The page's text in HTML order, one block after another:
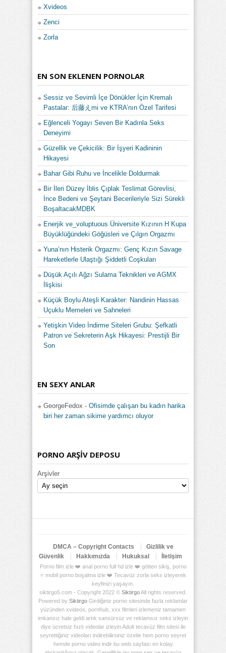
Xvideos
Zenci
Zorla
EN SON EKLENEN PORNOLAR
Sessiz ve Sevimli İçe Dönükler İçin Kremalı
Pastalar: 后藤えmi ve KTRA’nın Özel Tarifesi
Eğlenceli Yogayı Seven Bir Kadınla Seks
Deneyimi
Güzellik ve Çekicilik: Bir İşyeri Kadininin
Hikayesi
Bahar Gibi Ruhu ve İncelikle Doldurmak
Bir İleri Düzey İblis Çıplak Teslimat Görevlisi,
İnce Bedeni ve Şeytani Becerileriyle Sizi Sürekli
BoşaltacakMDBK
Enerjik ve_voluptuous Üniversite Kızının H Kupa
Büyüklüğündeki Göğüsleri ve Çılgın Orgazmı
Yuna’nın Histerik Orgazmı: Genç Kızın Savage
Hareketlerle Ulaştığı Şiddetli Coşkuları
Düşük Açılı Ağzı Sulama Teknikleri ve AGMX
İlişkisi
Küçük Boylu Ateşli Karakter: Nandinin Hassas
Uçuklu Memeleri ve Sahneleri
Yetişkin Video İndirme Siteleri Grubu: Şefkatli
Patron ve Sekreterin Aşk Hikayesi: Prestijli Bir
Son
EN SEXY ANLAR
GeorgeFedox - Ofisimde çalışan bu kadın harika
biri her zaman sikime yardımcı oluyor
PORNO ARŞİV DEPOSU
Arşivler
DMCA – Copyright Contacts
Gizlilik ve
Güvenlik
Hakkımızda Hukuksal İletişim
Porno film izle ❤️ anal porno full hd izle ❤️ götten sikiş, porno
⭐ mobil porno boşalma izle ❤️ Tecavüz zorla seks izleyerek
keyfinizi yaşayın.
siktirgo5.com - Copyright 2022 © SiktirgoAll rights reserved.
Powered by Siktirgo Girdiğiniz porno sitesinde fazla reklamlar
yüzünden xvideos, pornhub, xxx filmleri izlemeniz tamamen
imkansız hale geldi artık sansürsüz ve reklamsız seks izleyin
diye ücretsiz hızlı videolar izleyin Adult tecavüz film sitesi ile
seyrettiğiniz videoları indirebilirsiniz özetle hem porno seyret
hemde porno video indir bu web sayfası en kolay